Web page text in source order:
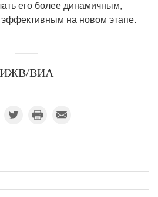
его более динамичным,
на новом этапе.
ИЖВ/ВИА